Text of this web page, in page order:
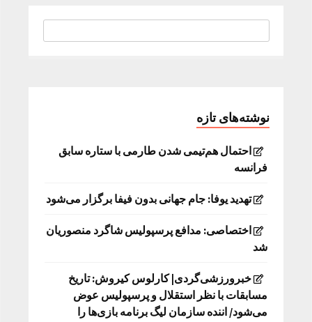
نوشته‌های تازه
احتمال هم‌تیمی شدن طارمی با ستاره سابق
فرانسه
تهدید یوفا: جام جهانی بدون فیفا برگزار می‌شود
اختصاصی: مدافع پرسپولیس شاگرد منصوریان
شد
خبرورزشی‌گردی| کارلوس کیروش: تاریخ
مسابقات با نظر استقلال و پرسپولیس عوض
می‌شود/ اننده سازمان لیگ برنامه بازی‌ها را